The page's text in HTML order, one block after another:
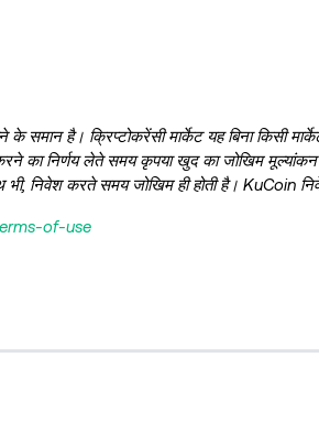
समान है। क्रिप्टोकरेंसी मार्केट यह बिना किसी
का निर्णय लेते समय कृपया खुद का जोखिम
निवेश करते समय जोखिम ही होती है। KuCoin
of-use